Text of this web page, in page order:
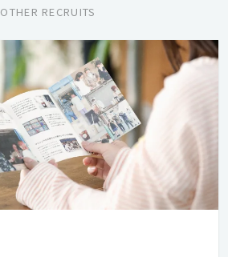
OTHER RECRUITS